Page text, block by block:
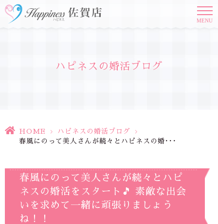
MENU
ハピネスの婚活ブログ
HOME > ハピネスの婚活ブログ
>
春風にのって美人さんが続々とハピネスの婚･･･
春風にのって美人さんが続々とハピ
ネスの婚活をスタート🎵 素敵な出会
いを求めて一緒に頑張りましょう
ね！！